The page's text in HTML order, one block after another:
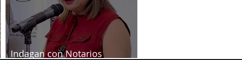
Indagan con Notarios